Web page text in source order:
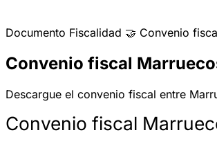
Documento Fiscalidad 🤝 Convenio
Convenio fiscal
Descargue el convenio fiscal entre
Convenio fiscal